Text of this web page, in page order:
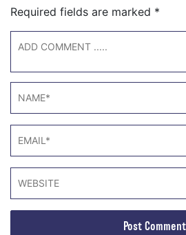
Required fields are marked *